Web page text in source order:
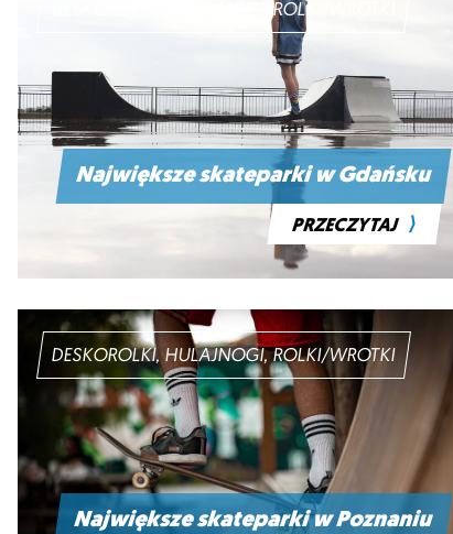
DESKOROLKI, HULAJNOGI, ROLKI/WROTKI
Największe skateparki w Gdańsku
PRZECZYTAJ ⟩
DESKOROLKI, HULAJNOGI, ROLKI/WROTKI
Największe skateparki w Poznaniu